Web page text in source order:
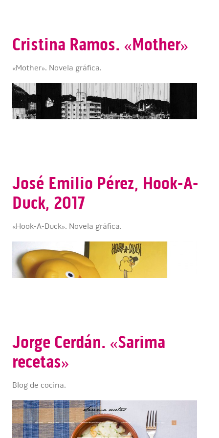
Cristina Ramos. «Mother»
«Mother». Novela gráfica.
José Emilio Pérez, Hook-A-
Duck, 2017
«Hook-A-Duck». Novela gráfica.
Jorge Cerdán. «Sarima
recetas»
Blog de cocina.